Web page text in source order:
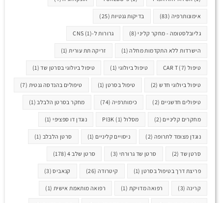
אימונותרפיה (83) בדיקות גנטיות (25)
גליובלסטומה - מחקר קליני(8) גרורות ל-CNS(1)
הישרדות ללא התקדמות מחלה(1) זריקה תת עורית (1)
טיפול CAR T (7) טיפול ביולוגי (1) טיפול ביולוגי בסרטן שד(1)
טיפול ביולוגי חדש(2) טיפול בסרטן(1) טיפולים בהנדסה גנטית (7)
טיפולים חדשניים (2) כימותרפיה (74) מחקר בסרטן הלבלב(1)
מחקרים קליניים (2) מסלול PI3K (1) נוגדן דו ספציפי(1)
נוגדן מצומד לתרופה (2) ניסויים קליניים (1) סרטן הלבלב (1)
סרטן שד(2) סרטן שד גרורתי (3) סרטן שלב 4 (178)
פריצת דרך בטיפול בסרטן(1) קיטרודה (26) קנאביס(3)
קרינה (3) רפואה מדויקת (1) רפואה מותאמת אישית (1)